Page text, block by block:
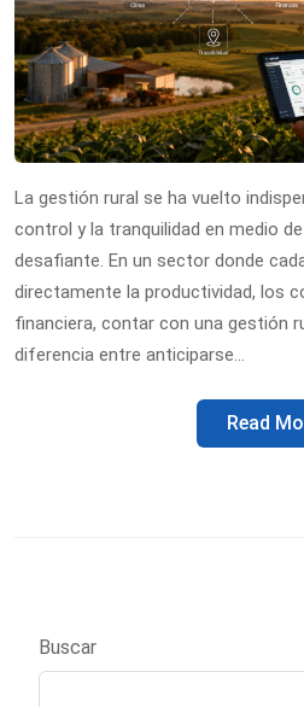
La gestión rural se ha vuelto
control y la tranquilidad en medio
desafiante. En un sector donde
directamente la productividad, los
financiera, contar con una gestión
diferencia entre anticiparse…
Read
Buscar